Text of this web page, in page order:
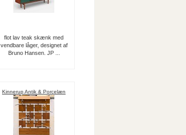
flot lav teak skænk med
vendbare låger, designet af
Bruno Hansen. JP ...
Kinnerup Antik & Porcelæn